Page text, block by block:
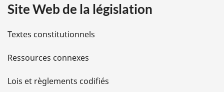
i
l
s
d
Site Web de la législation
Textes constitutionnels
Ressources connexes
Lois et règlements codifiés